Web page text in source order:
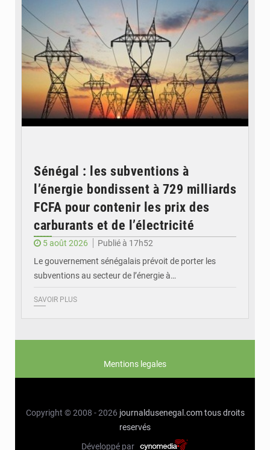
Sénégal : les subventions à
l’énergie bondissent à 729 milliards
FCFA pour contenir les prix des
carburants et de l’électricité
5 août 2026
Publié à 17h52
Le gouvernement sénégalais prévoit de porter les
subventions au secteur de l’énergie à…
SAVOIR PLUS
Mentions legales
Copyright © 2008 - 2026 journaldusenegal.com tous droits
reservés
Développé par